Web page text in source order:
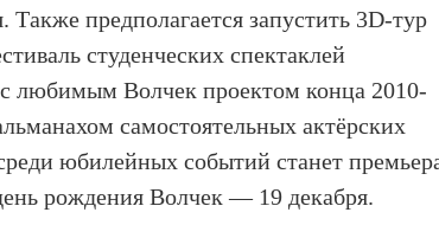
предполагается запустить 3D-тур
студенческих спектаклей
любимым Волчек проектом конца 2010-
самостоятельных актёрских
юбилейных событий станет
рождения Волчек — 19 декабря.